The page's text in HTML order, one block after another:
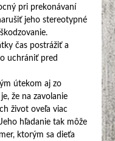
pri prekonávaní
jeho stereotypné
čas postrážiť a
uchrániť pred
útekom aj zo
že na zavolanie
život oveľa viac
hľadanie tak môže
ktorým sa dieťa